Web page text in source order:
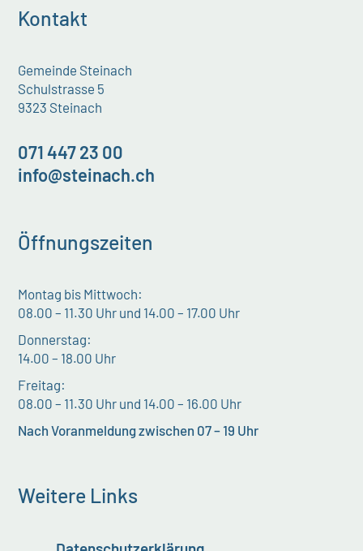
Kontakt
Gemeinde Steinach
Schulstrasse 5
9323 Steinach
071 447 23 00
info@steinach.ch
Öffnungszeiten
Montag bis Mittwoch:
08.00 – 11.30 Uhr und 14.00 – 17.00 Uhr
Donnerstag:
14.00 – 18.00 Uhr
Freitag:
08.00 – 11.30 Uhr und 14.00 – 16.00 Uhr
Nach Voranmeldung zwischen 07 – 19 Uhr
Weitere Links